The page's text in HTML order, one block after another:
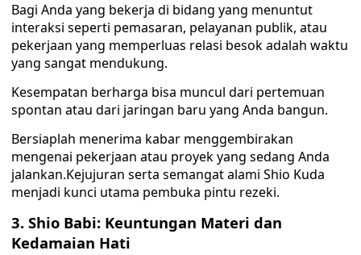
Bagi Anda yang bekerja di bidang yang menuntut
interaksi seperti pemasaran, pelayanan publik, atau
pekerjaan yang memperluas relasi besok adalah waktu
yang sangat mendukung.
Kesempatan berharga bisa muncul dari pertemuan
spontan atau dari jaringan baru yang Anda bangun.
Bersiaplah menerima kabar menggembirakan
mengenai pekerjaan atau proyek yang sedang Anda
jalankan.Kejujuran serta semangat alami Shio Kuda
menjadi kunci utama pembuka pintu rezeki.
3. Shio Babi: Keuntungan Materi dan
Kedamaian Hati